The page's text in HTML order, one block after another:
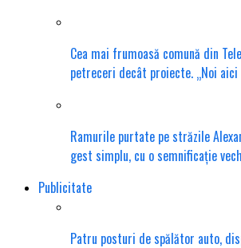
Cea mai frumoasă comună din
petreceri decât proiecte. „Noi
Ramurile purtate pe străzile
gest simplu, cu o semnificație
Publicitate
Patru posturi de spălător auto,